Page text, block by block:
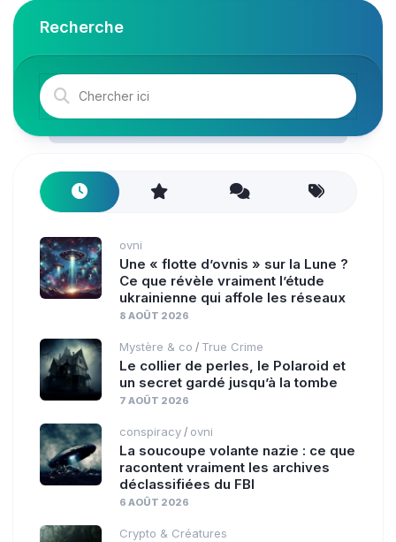
Recherche
ovni
Une « flotte d’ovnis » sur la Lune ?
Ce que révèle vraiment l’étude
ukrainienne qui affole les réseaux
8 AOÛT 2026
Mystère & co / True Crime
Le collier de perles, le Polaroid et
un secret gardé jusqu’à la tombe
7 AOÛT 2026
conspiracy / ovni
La soucoupe volante nazie : ce que
racontent vraiment les archives
déclassifiées du FBI
6 AOÛT 2026
Crypto & Créatures